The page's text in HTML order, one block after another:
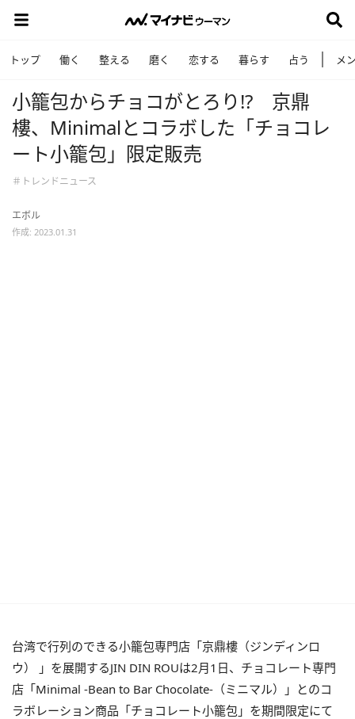
トップ 働く 整える 磨く 恋する 暮らす 占う メ
小籠包からチョコがとろり!? 京鼎
樓、Minimalとコラボした「チョコレ
ート小籠包」限定販売
＃トレンドニュース
エボル
作成: 2023.01.31
台湾で行列のできる小籠包専門店「京鼎樓（ジンディンロ
ウ） 」を展開するJIN DIN ROUは2月1日、チョコレート専門
店「Minimal -Bean to Bar Chocolate-（ミニマル）」とのコ
ラボレーション商品「チョコレート小籠包」を期間限定にて